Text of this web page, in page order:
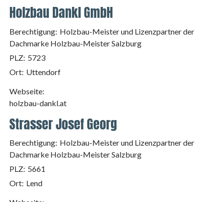
Holzbau Dankl GmbH
Berechtigung: Holzbau-Meister und Lizenzpartner der
Dachmarke Holzbau-Meister Salzburg
PLZ: 5723
Ort: Uttendorf
Webseite:
holzbau-dankl.at
Strasser Josef Georg
Berechtigung: Holzbau-Meister und Lizenzpartner der
Dachmarke Holzbau-Meister Salzburg
PLZ: 5661
Ort: Lend